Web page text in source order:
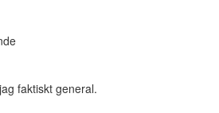
faktiskt general.